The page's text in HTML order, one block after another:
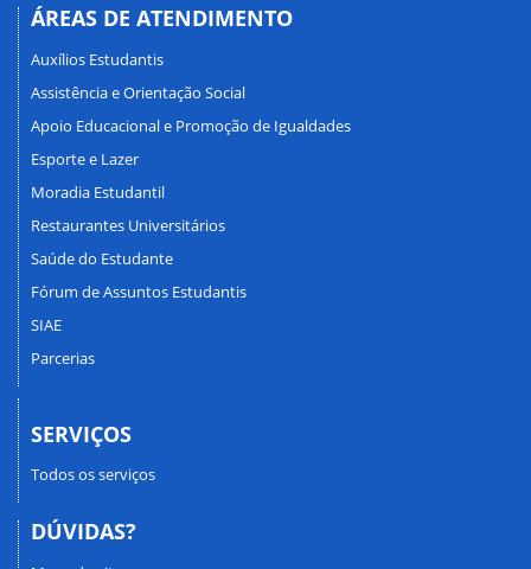
ÁREAS DE ATENDIMENTO
Auxílios Estudantis
Assistência e Orientação Social
Apoio Educacional e Promoção de Igualdades
Esporte e Lazer
Moradia Estudantil
Restaurantes Universitários
Saúde do Estudante
Fórum de Assuntos Estudantis
SIAE
Parcerias
SERVIÇOS
Todos os serviços
DÚVIDAS?